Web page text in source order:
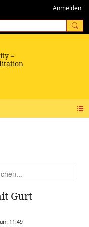
Anmelden
Gurt
11:49